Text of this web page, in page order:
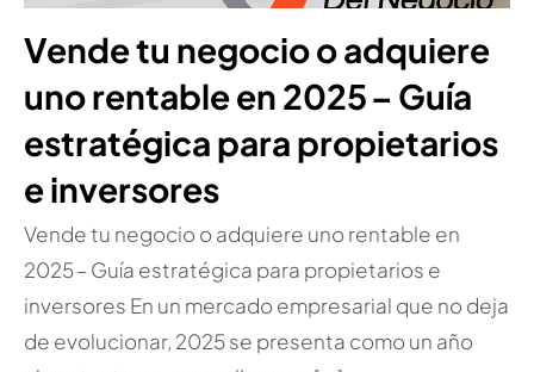
Vende tu negocio o adquiere
uno rentable en 2025 – Guía
estratégica para propietarios
e inversores
Vende tu negocio o adquiere uno rentable en
2025 – Guía estratégica para propietarios e
inversores En un mercado empresarial que no deja
de evolucionar, 2025 se presenta como un año